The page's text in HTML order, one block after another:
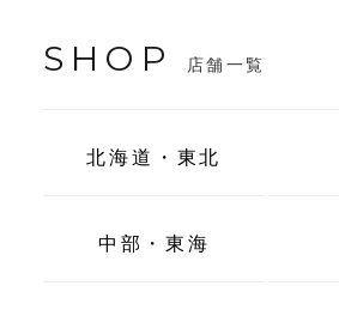
SHOP 店舗一覧
北海道・東北
中部・東海